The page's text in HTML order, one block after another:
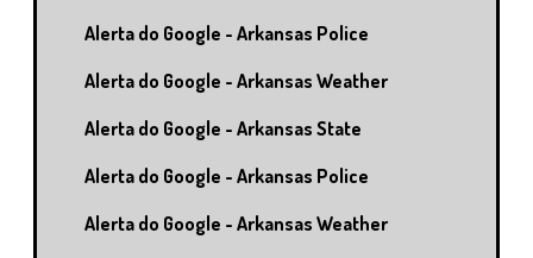
Alerta do Google - Arkansas Police
Alerta do Google - Arkansas Weather
Alerta do Google - Arkansas State
Alerta do Google - Arkansas Police
Alerta do Google - Arkansas Weather